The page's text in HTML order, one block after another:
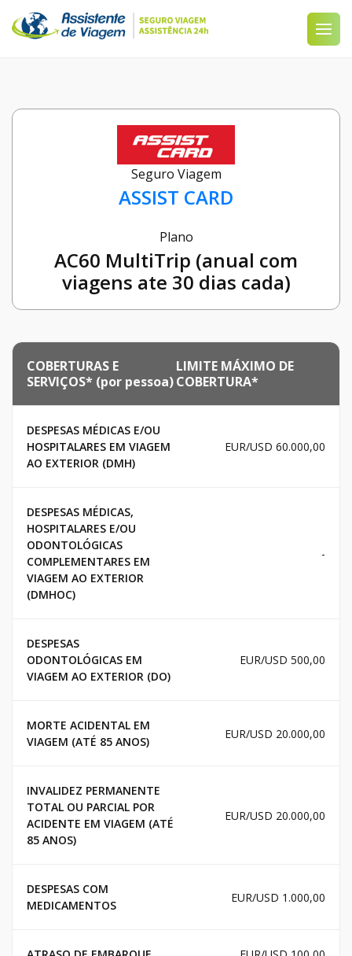
Seguro Viagem
ASSIST CARD
Plano
AC60 MultiTrip (anual com
viagens ate 30 dias cada)
COBERTURAS E
SERVIÇOS* (por pessoa)
LIMITE MÁXIMO DE
COBERTURA*
DESPESAS MÉDICAS E/OU
HOSPITALARES EM VIAGEM
AO EXTERIOR (DMH)
EUR/USD 60.000,00
DESPESAS MÉDICAS,
HOSPITALARES E/OU
ODONTOLÓGICAS
COMPLEMENTARES EM
VIAGEM AO EXTERIOR
(DMHOC)
-
DESPESAS
ODONTOLÓGICAS EM
VIAGEM AO EXTERIOR (DO)
EUR/USD 500,00
MORTE ACIDENTAL EM
VIAGEM (ATÉ 85 ANOS)
EUR/USD 20.000,00
INVALIDEZ PERMANENTE
TOTAL OU PARCIAL POR
ACIDENTE EM VIAGEM (ATÉ
85 ANOS)
EUR/USD 20.000,00
DESPESAS COM
MEDICAMENTOS
EUR/USD 1.000,00